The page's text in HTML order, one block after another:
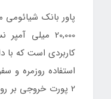
20,000 میلی
کاربردی است که با
استفاده روزمره و
2 پورت خروجی بر